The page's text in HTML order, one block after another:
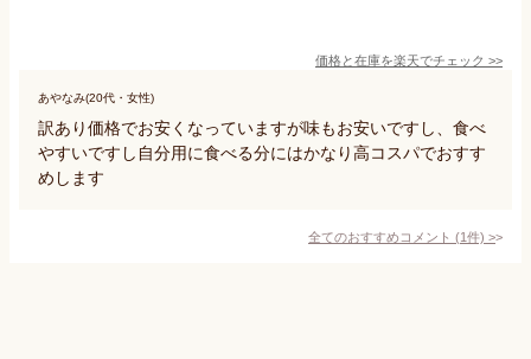
価格と在庫を楽天でチェック >>
あやなみ(20代・女性)
訳あり価格でお安くなっていますが味もお安いですし、食べ
やすいですし自分用に食べる分にはかなり高コスパでおすす
めします
全てのおすすめコメント (1件) >